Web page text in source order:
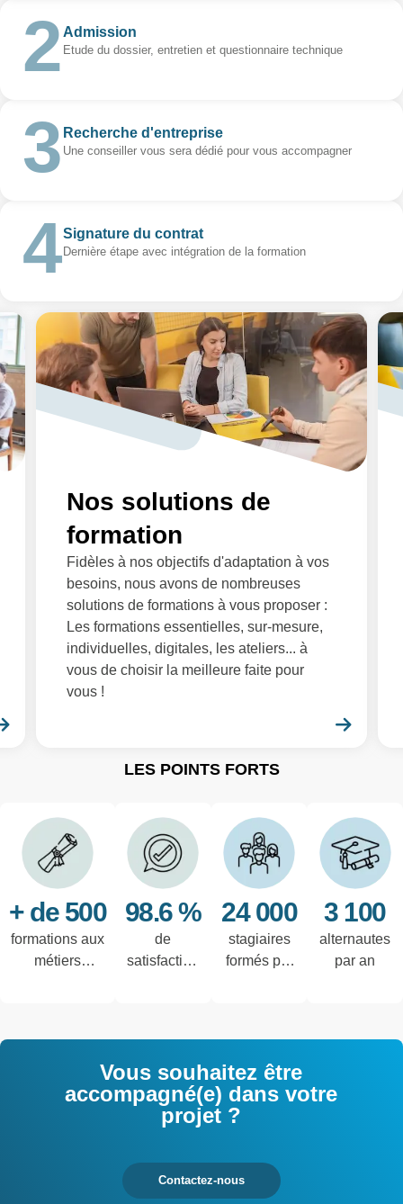
Admission
Etude du dossier, entretien et questionnaire technique
Recherche d'entreprise
Une conseiller vous sera dédié pour vous accompagner
Signature du contrat
Dernière étape avec intégration de la formation
Nos solutions de
formation
Fidèles à nos objectifs d'adaptation à vos
besoins, nous avons de nombreuses
solutions de formations à vous proposer :
Les formations essentielles, sur-mesure,
individuelles, digitales, les ateliers... à
vous de choisir la meilleure faite pour
vous !
LES POINTS FORTS
+ de 500
formations aux
métiers
98.6 %
de
satisfaction
24 000
stagiaires
formés par
3 100
alternautes
par an
Vous souhaitez être
accompagné(e) dans votre
projet ?
Contactez-nous